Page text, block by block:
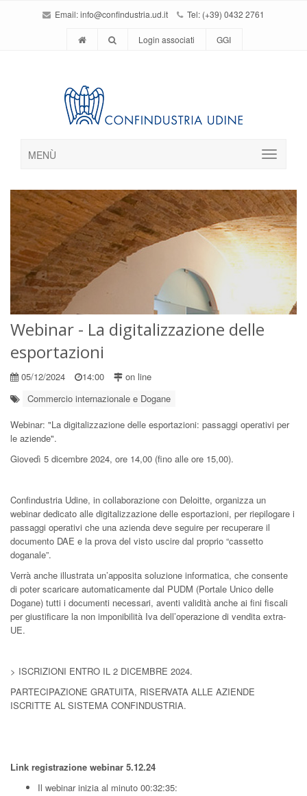
Email:info@confindustria.ud.it Tel: (+39) 0432 2761
Login associati GGI
MENÙ
Webinar - La digitalizzazione delle
esportazioni
05/12/2024 14:00
on line
Commercio internazionale e Dogane
Webinar: "La digitalizzazione delle esportazioni: passaggi operativi per
le aziende".
Giovedì 5 dicembre 2024, ore 14,00 (fino alle ore 15,00).
Confindustria Udine, in collaborazione con Deloitte, organizza un
webinar dedicato alle digitalizzazione delle esportazioni, per riepilogare i
passaggi operativi che una azienda deve seguire per recuperare il
documento DAE e la prova del visto uscire dal proprio “cassetto
doganale”.
Verrà anche illustrata un’apposita soluzione informatica, che consente
di poter scaricare automaticamente dal PUDM (Portale Unico delle
Dogane) tutti i documenti necessari, aventi validità anche ai fini fiscali
per giustificare la non imponibilità Iva dell’operazione di vendita extra-
UE.
> ISCRIZIONI ENTRO IL 2 DICEMBRE 2024.
PARTECIPAZIONE GRATUITA, RISERVATA ALLE AZIENDE
ISCRITTE AL SISTEMA CONFINDUSTRIA.
Link registrazione webinar 5.12.24
Il webinar inizia al minuto 00:32:35: